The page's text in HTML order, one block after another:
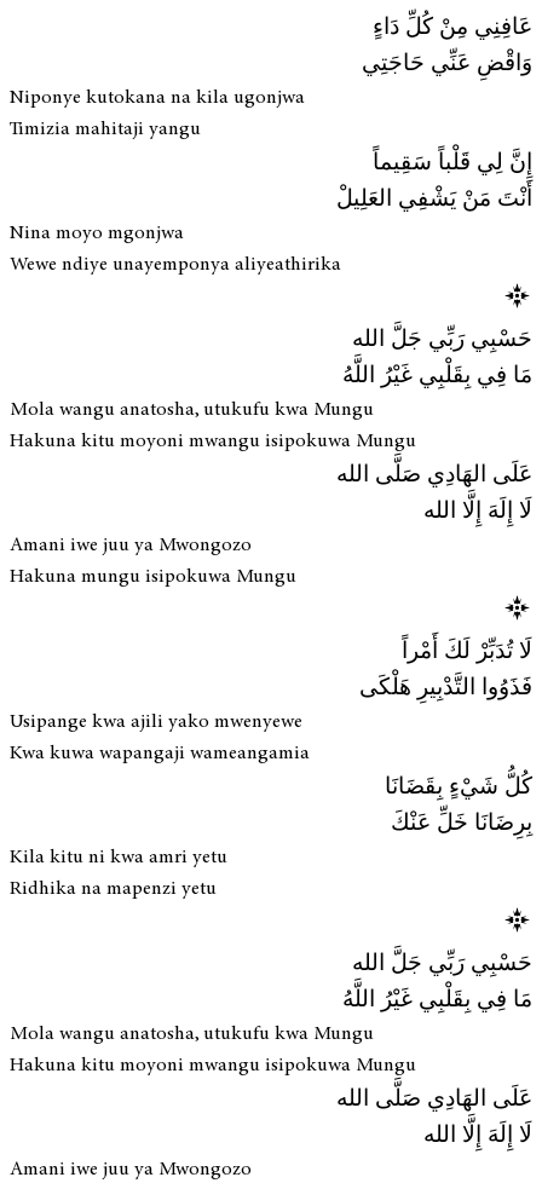
عَافِنِي مِنْ كُلِّ دَاءٍ
وَاقْضِ عَنِّي حَاجَتِي
Niponye kutokana na kila ugonjwa
Timizia mahitaji yangu
إِنَّ لِي قَلْباً سَقِيماً
أَنْتَ مَنْ يَشْفِي العَلِيلْ
Nina moyo mgonjwa
Wewe ndiye unayemponya aliyeathirika
حَسْبِي رَبِّي جَلَّ الله
مَا فِي بِقَلْبِي غَيْرُ اللَّهُ
Mola wangu anatosha, utukufu kwa Mungu
Hakuna kitu moyoni mwangu isipokuwa Mungu
عَلَى الهَادِي صَلَّى الله
لَا إِلَهَ إِلَّا الله
Amani iwe juu ya Mwongozo
Hakuna mungu isipokuwa Mungu
لَا تُدَبِّرْ لَكَ أَمْراً
فَذَوُوا التَّدْبِيرِ هَلْكَى
Usipange kwa ajili yako mwenyewe
Kwa kuwa wapangaji wameangamia
كُلُّ شَيْءٍ بِقَضَانَا
بِرِضَانَا خَلِّ عَنْكَ
Kila kitu ni kwa amri yetu
Ridhika na mapenzi yetu
حَسْبِي رَبِّي جَلَّ الله
مَا فِي بِقَلْبِي غَيْرُ اللَّهُ
Mola wangu anatosha, utukufu kwa Mungu
Hakuna kitu moyoni mwangu isipokuwa Mungu
عَلَى الهَادِي صَلَّى الله
لَا إِلَهَ إِلَّا الله
Amani iwe juu ya Mwongozo